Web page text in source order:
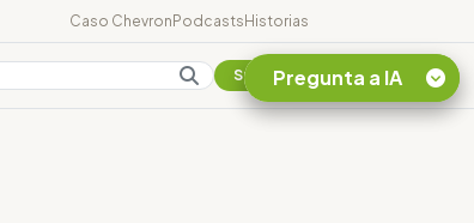
Caso ChevronPodcastsHistorias
SuscribirsePregunta a IA